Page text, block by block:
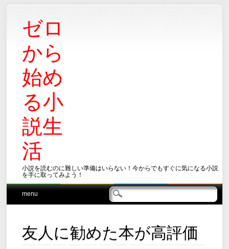
ゼロ
から
始め
る小
説生
活
小説を読むのに難しい準備はいらない！今からでもすぐに気になる小説
を手に取ってみよう！
Main menu
Skip
menu
友人に勧めた本が高評価